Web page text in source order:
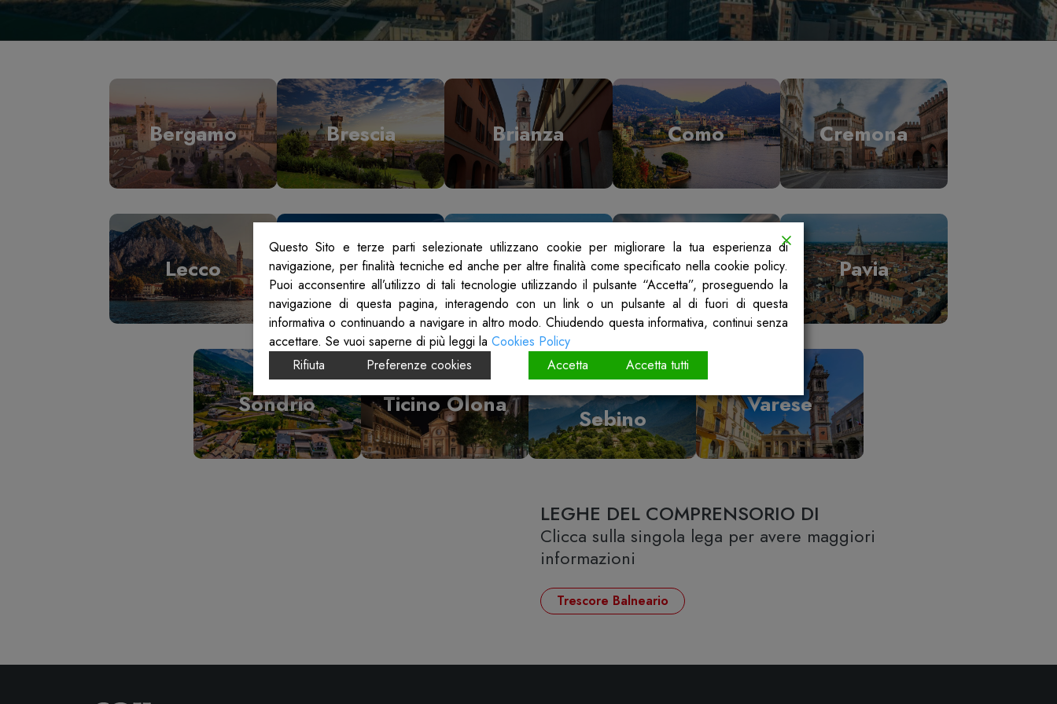
Bergamo Brescia Brianza Como Cremona
Lecco Lodi Mantova Milano Pavia
Sondrio Ticino Olona
Vallecamonica
Sebino
Varese
LEGHE DEL COMPRENSORIO DI
Clicca sulla singola lega per avere maggiori
informazioni
Trescore Balneario
Questo Sito e terze parti selezionate utilizzano cookie per migliorare la tua esperienza di
navigazione, per finalità tecniche ed anche per altre finalità come specificato nella cookie policy.
Puoi acconsentire all’utilizzo di tali tecnologie utilizzando il pulsante “Accetta”, proseguendo la
navigazione di questa pagina, interagendo con un link o un pulsante al di fuori di questa
informativa o continuando a navigare in altro modo. Chiudendo questa informativa, continui senza
accettare. Se vuoi saperne di più leggi la Cookies Policy
Rifiuta
Preferenze cookies Accetta Accetta tutti